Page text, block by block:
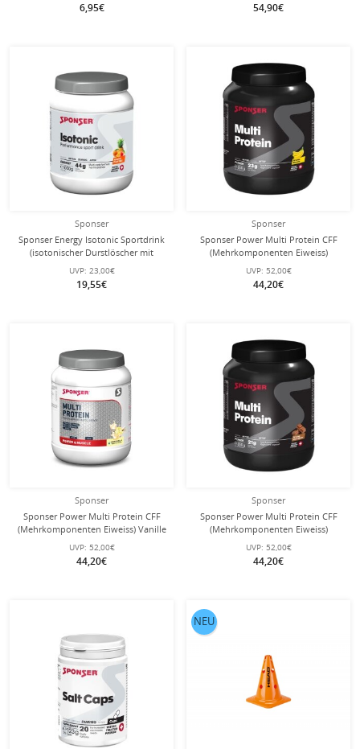
6,95€ 54,90€
Sponser
Sponser Energy Isotonic Sportdrink
(isotonischer Durstlöscher mit
fruchtigem Geschmack) Frucht Mix
1000g Dose
UVP: 23,00€
19,55€
Sponser
Sponser Power Multi Protein CFF
(Mehrkomponenten Eiweiss)
Banane 850g Dose
UVP: 52,00€
44,20€
Sponser
Sponser Power Multi Protein CFF
(Mehrkomponenten Eiweiss) Vanille
850g Dose
UVP: 52,00€
44,20€
Sponser
Sponser Power Multi Protein CFF
(Mehrkomponenten Eiweiss)
Schokolade 850g Dose
UVP: 52,00€
44,20€
NEU